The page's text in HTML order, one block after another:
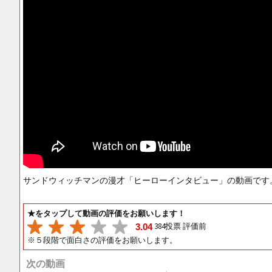
サンドウィッチマンの漫才「ヒーローインタビュー」の動画です
★をタップして動画の評価をお願いします！
3.04384投票 評価前
※５段階で面白さの評価をお願いします。
次の動画